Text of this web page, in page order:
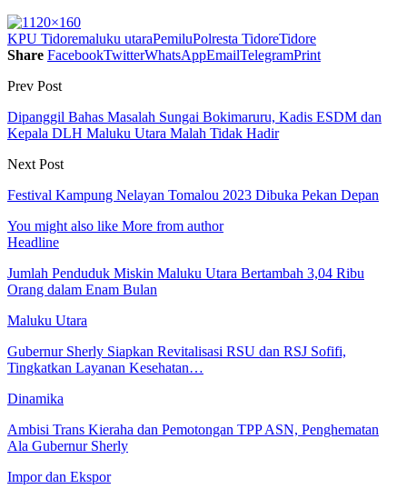
KPU Tidoremaluku utaraPemiluPolresta TidoreTidore
Share FacebookTwitterWhatsAppEmailTelegramPrint
Prev Post
Dipanggil Bahas Masalah Sungai Bokimaruru, Kadis ESDM dan
Kepala DLH Maluku Utara Malah Tidak Hadir
Next Post
Festival Kampung Nelayan Tomalou 2023 Dibuka Pekan Depan
You might also like More from author
Headline
Jumlah Penduduk Miskin Maluku Utara Bertambah 3,04 Ribu
Orang dalam Enam Bulan
Maluku Utara
Gubernur Sherly Siapkan Revitalisasi RSU dan RSJ Sofifi,
Tingkatkan Layanan Kesehatan…
Dinamika
Ambisi Trans Kieraha dan Pemotongan TPP ASN, Penghematan
Ala Gubernur Sherly
Impor dan Ekspor